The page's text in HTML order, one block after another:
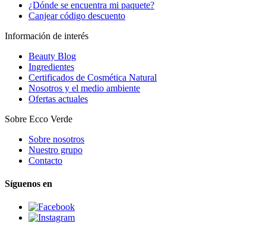
¿Dónde se encuentra mi paquete?
Canjear código descuento
Información de interés
Beauty Blog
Ingredientes
Certificados de Cosmética Natural
Nosotros y el medio ambiente
Ofertas actuales
Sobre Ecco Verde
Sobre nosotros
Nuestro grupo
Contacto
Síguenos en